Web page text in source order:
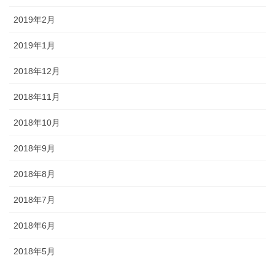
2019年2月
2019年1月
2018年12月
2018年11月
2018年10月
2018年9月
2018年8月
2018年7月
2018年6月
2018年5月